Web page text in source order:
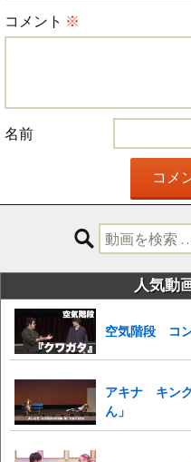
コメント ※
名前
検
索:
人気動
空気階段 コン
アキナ キン
ん」